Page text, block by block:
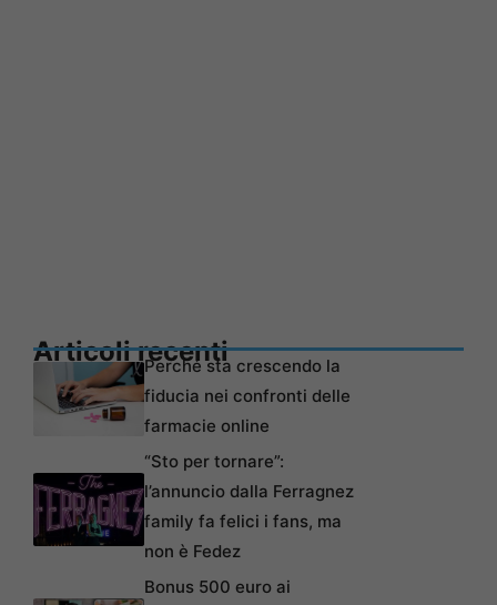
Articoli recentiPerché sta crescendo la
fiducia nei confronti delle
farmacie online
“Sto per tornare”:
l’annuncio dalla Ferragnez
family fa felici i fans, ma
non è Fedez
Bonus 500 euro ai